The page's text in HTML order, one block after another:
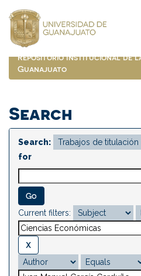
navigation
Repositorio Institucional de
Guanajuato
Search
Search:
for
Current filters: